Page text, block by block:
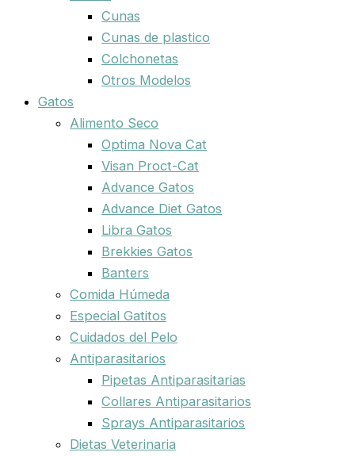
Cunas
Cunas de plastico
Colchonetas
Otros Modelos
Gatos
Alimento Seco
Optima Nova Cat
Visan Proct-Cat
Advance Gatos
Advance Diet Gatos
Libra Gatos
Brekkies Gatos
Banters
Comida Húmeda
Especial Gatitos
Cuidados del Pelo
Antiparasitarios
Pipetas Antiparasitarias
Collares Antiparasitarios
Sprays Antiparasitarios
Dietas Veterinaria